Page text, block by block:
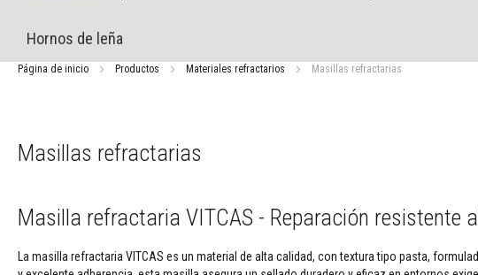
resistente
calor
cementos
temperaturas
Hornos de leña
Página de inicio Productos Materiales refractarios Masillas refractarias
Masillas refractarias
Masilla refractaria VITCAS - Reparación resistente
La masilla refractaria VITCAS es un material de alta calidad, con textura tipo pasta,